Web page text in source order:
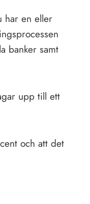
har en eller
banker samt
upp till ett
och att det